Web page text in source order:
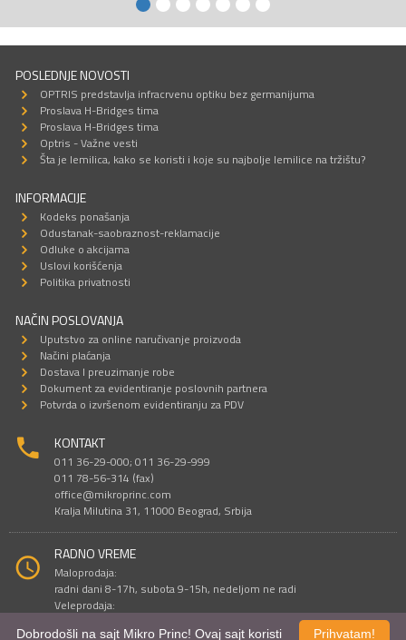
POSLEDNJE NOVOSTI
OPTRIS predstavlja infracrvenu optiku bez germanijuma
Proslava H-Bridges tima
Proslava H-Bridges tima
Optris - Važne vesti
Šta je lemilica, kako se koristi i koje su najbolje lemilice na tržištu?
INFORMACIJE
Kodeks ponašanja
Odustanak-saobraznost-reklamacije
Odluke o akcijama
Uslovi korišćenja
Politika privatnosti
NAČIN POSLOVANJA
Uputstvo za online naručivanje proizvoda
Načini plaćanja
Dostava I preuzimanje robe
Dokument za evidentiranje poslovnih partnera
Potvrda o izvršenom evidentiranju za PDV
KONTAKT
011 36-29-000; 011 36-29-999
011 78-56-314 (fax)
office@mikroprinc.com
Kralja Milutina 31, 11000 Beograd, Srbija
RADNO VREME
Maloprodaja:
radni dani 8-17h, subota 9-15h, nedeljom ne radi
Veleprodaja:
Prihvatam!
Dobrodošli na sajt Mikro Princ! Ovaj sajt koristi